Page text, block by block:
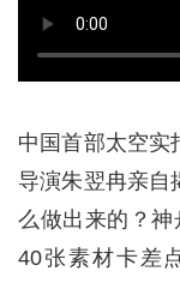
中国首部太空实
导演朱翌冉亲自
么做出来的？神
40张素材卡差